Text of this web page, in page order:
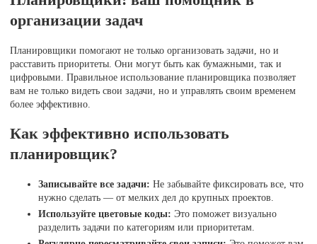
организации задач
Планировщики помогают не только организовать задачи, но и
расставить приоритеты. Они могут быть как бумажными, так и
цифровыми. Правильное использование планировщика позволяет
вам не только видеть свои задачи, но и управлять своим временем
более эффективно.
Как эффективно использовать
планировщик?
Записывайте все задачи: Не забывайте фиксировать все, что
нужно сделать — от мелких дел до крупных проектов.
Используйте цветовые коды: Это поможет визуально
разделить задачи по категориям или приоритетам.